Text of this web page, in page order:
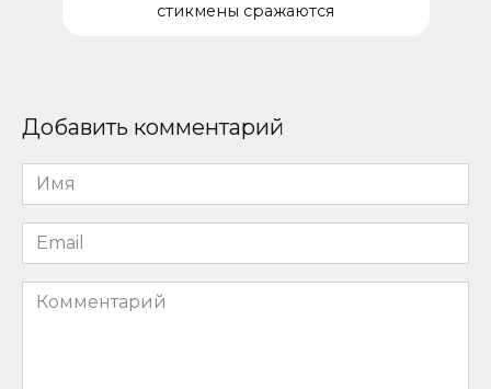
стикмены сражаются
Добавить комментарий
Имя
*
Email
*
Комментарий